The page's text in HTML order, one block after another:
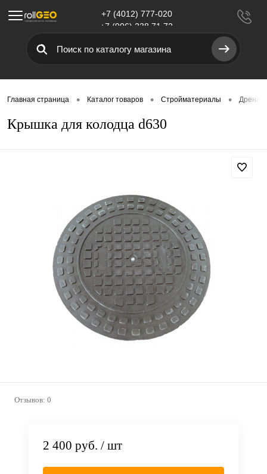
Меню
+7 (4012) 777-020
+7 (906) 238 71 72
Главная страница • Каталог товаров • Стройматериалы •
Крышка для колодца d630
Отзывов: 0
2 400 руб. / шт